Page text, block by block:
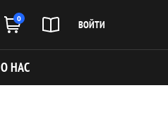
0 ВОЙТИ
О НАС